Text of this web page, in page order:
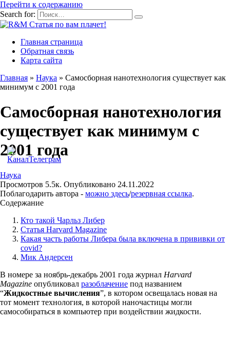
Перейти к содержанию
Search for:
Главная страница
Обратная связь
Карта сайта
Главная » Наука » Самосборная нанотехнология существует как
минимум с 2001 года
Самосборная нанотехнология
существует как минимум с
2001 года
Наука
Просмотров 5.5к. Опубликовано 24.11.2022
Поблагодарить автора - можно здесь/резервная ссылка.
Содержание
Кто такой Чарльз Либер
Статья Harvard Magazine
Какая часть работы Либера была включена в прививки от
covid?
Мик Андерсен
В номере за ноябрь-декабрь 2001 года журнал Harvard
Magazine опубликовал разоблачение под названием
“Жидкостные вычисления”, в котором освещалась новая на
тот момент технология, в которой наночастицы могли
самособираться в компьютер при воздействии жидкости.